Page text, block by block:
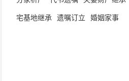
宅基地继承 遗嘱订立 婚姻家事